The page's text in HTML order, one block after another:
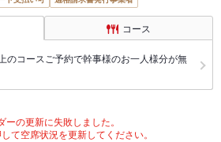
コース
のコースご予約で幹事様のお一人様分が無
ーの更新に失敗しました。
て空席状況を更新してください。